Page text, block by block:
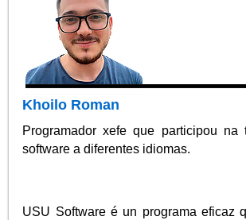
Khoilo Roman
Programador xefe que participou na
software a diferentes idiomas.
USU Software é un programa eficaz